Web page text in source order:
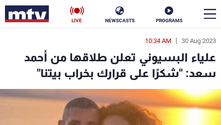
PROGRAMS
NEWSCASTS
LIVE
30 Aug 2023
10:34 AM
علياء البسيوني تعلن طلاقها من أحمد
سعد: "شكرًا على قرارك بخراب بيتنا"
en
الأخبار
سياسة ناس
إقتصاد فن